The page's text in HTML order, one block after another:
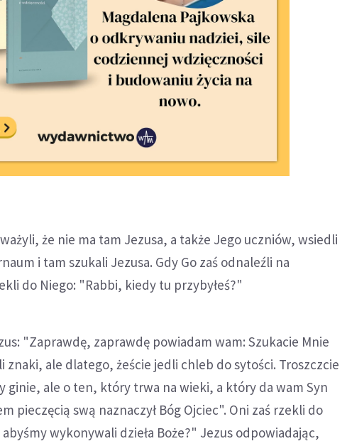
że nie ma tam Jezusa, a także Jego uczniów, wsiedli
i tam szukali Jezusa. Gdy Go zaś odnaleźli na
do Niego: "Rabbi, kiedy tu przybyłeś?"
"Zaprawdę, zaprawdę powiadam wam: Szukacie Mnie
znaki, ale dlatego, żeście jedli chleb do sytości. Troszczcie
ginie, ale o ten, który trwa na wieki, a który da wam Syn
pieczęcią swą naznaczył Bóg Ojciec". Oni zaś rzekli do
wykonywali dzieła Boże?" Jezus odpowiadając,